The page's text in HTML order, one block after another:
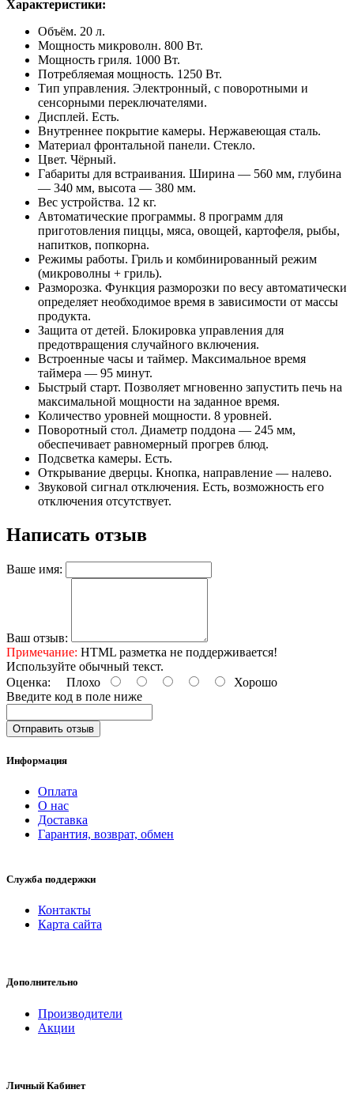
Характеристики:
Объём. 20 л.
Мощность микроволн. 800 Вт.
Мощность гриля. 1000 Вт.
Потребляемая мощность. 1250 Вт.
Тип управления. Электронный, с поворотными и
сенсорными переключателями.
Дисплей. Есть.
Внутреннее покрытие камеры. Нержавеющая сталь.
Материал фронтальной панели. Стекло.
Цвет. Чёрный.
Габариты для встраивания. Ширина — 560 мм, глубина
— 340 мм, высота — 380 мм.
Вес устройства. 12 кг.
Автоматические программы. 8 программ для
приготовления пиццы, мяса, овощей, картофеля, рыбы,
напитков, попкорна.
Режимы работы. Гриль и комбинированный режим
(микроволны + гриль).
Разморозка. Функция разморозки по весу автоматически
определяет необходимое время в зависимости от массы
продукта.
Защита от детей. Блокировка управления для
предотвращения случайного включения.
Встроенные часы и таймер. Максимальное время
таймера — 95 минут.
Быстрый старт. Позволяет мгновенно запустить печь на
максимальной мощности на заданное время.
Количество уровней мощности. 8 уровней.
Поворотный стол. Диаметр поддона — 245 мм,
обеспечивает равномерный прогрев блюд.
Подсветка камеры. Есть.
Открывание дверцы. Кнопка, направление — налево.
Звуковой сигнал отключения. Есть, возможность его
отключения отсутствует.
Написать отзыв
Ваше имя:
Ваш отзыв:
Примечание: HTML разметка не поддерживается!
Используйте обычный текст.
Оценка: Плохо
Хорошо
Введите код в поле ниже
Отправить отзыв
Информация
Оплата
О нас
Доставка
Гарантия, возврат, обмен
Служба поддержки
Контакты
Карта сайта
Дополнительно
Производители
Акции
Личный Кабинет